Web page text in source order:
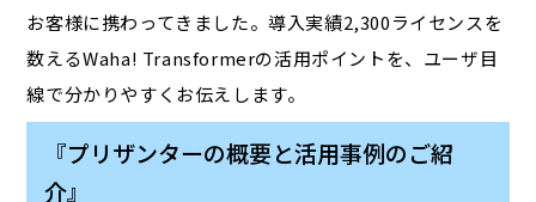
お客様に携わってきました。導入実績2,300ライセンスを
数えるWaha! Transformerの活用ポイントを、ユーザ目
線で分かりやすくお伝えします。
『プリザンターの概要と活用事例のご紹
介』